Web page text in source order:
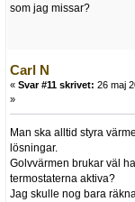
som jag missar?
Carl N
« Svar #11 skrivet: 26 maj
»
Man ska alltid styra
lösningar.
Golvvärmen brukar väl
termostaterna aktiva?
Jag skulle nog bara